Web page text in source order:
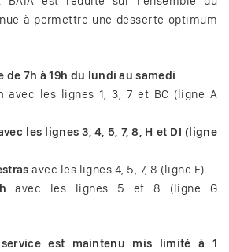
à permettre une desserte optimum
7h à 19h du lundi au samedi
avec les lignes 1, 3, 7 et BC (ligne A
les lignes 3, 4, 5, 7, 8, H et DI (ligne
avec les lignes 4, 5, 7, 8 (ligne F)
avec les lignes 5 et 8 (ligne G
est maintenu mis limité à 1